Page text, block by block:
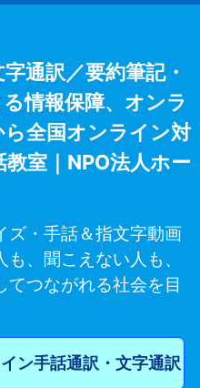
通訳／要約筆記・
情報保障、オンラ
全国オンライン対
室｜NPO法人ホー
ズ・手話＆指文字動画
、聞こえない人も、
てつながれる社会を目
ン手話通訳・文字通訳